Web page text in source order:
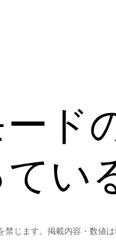
ド
い
じます。掲載内容・数値は